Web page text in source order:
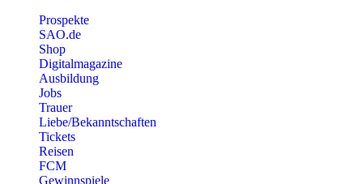
Prospekte
SAO.de
Shop
Digitalmagazine
Ausbildung
Jobs
Trauer
Liebe/Bekanntschaften
Tickets
Reisen
FCM
Gewinnspiele